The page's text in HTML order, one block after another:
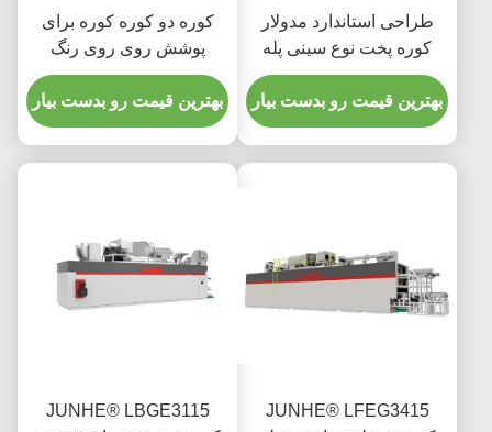
طراحی استاندارد مدولار
کوره پخت نوع سینی پله
بهترین قیمت رو بدست بیار
کوره دو کوره کوره برای
پوشش روی روی رنگ
خاکستری FGG1812
بهترین قیمت رو بدست بیار
JUNHE® LFEG3415
JUNHE® LBGE3115